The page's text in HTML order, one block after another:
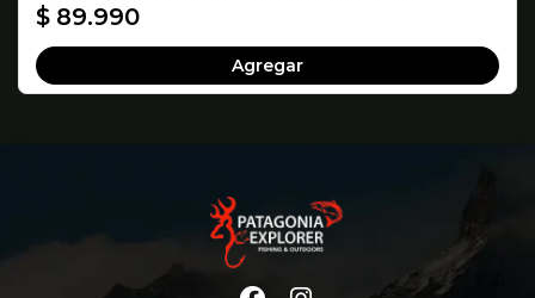
$ 89.990
Agregar